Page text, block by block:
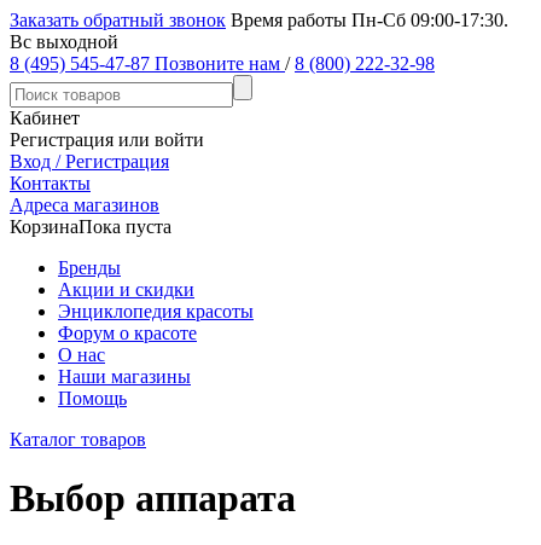
Заказать обратный звонок Время работы Пн-Сб 09:00-17:30.
Вс выходной
8 (495) 545-47-87 Позвоните нам / 8 (800) 222-32-98
Кабинет
Регистрация или войти
Вход / Регистрация
Контакты
Адреса магазинов
КорзинаПока пуста
Бренды
Акции и скидки
Энциклопедия красоты
Форум о красоте
О нас
Наши магазины
Помощь
Каталог товаров
Выбор аппарата